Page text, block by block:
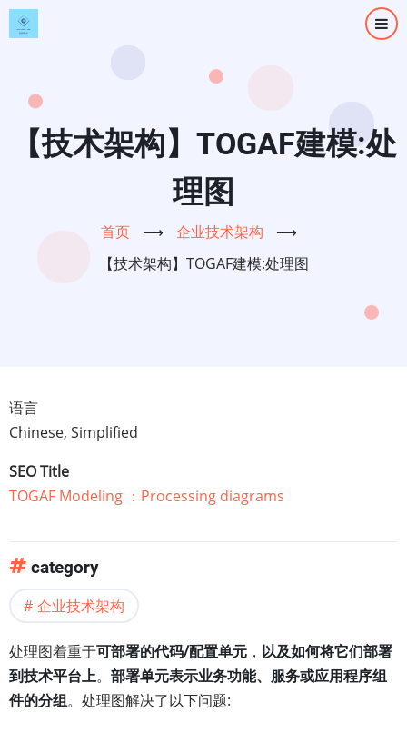
跳
转
【技术架构】TOGAF建模:处
理图
首页 ⟶ 企业技术架构
⟶
【技术架构】TOGAF建模:处理图
语言
Chinese, Simplified
SEO Title
TOGAF Modeling ：Processing diagrams
category
企业技术架构
处理图着重于可部署的代码/配置单元 ， 以及如何将它们部署
到技术平台上。 部署单元表示业务功能、服务或应用程序组
件的分组。处理图解决了以下问题: